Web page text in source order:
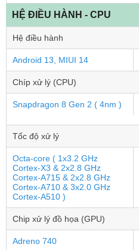
HỆ ĐIỀU HÀNH - CPU
Hệ điều hành
Android 13, MIUI 14
Chíp xử lý (CPU)
Snapdragon 8 Gen 2 ( 4nm )
Tốc độ xử lý
Octa-core ( 1x3.2 GHz
Cortex-X3 & 2x2.8 GHz
Cortex-A715 & 2x2.8 GHz
Cortex-A710 & 3x2.0 GHz
Cortex-A510 )
Chip xử lý đồ họa (GPU)
Adreno 740